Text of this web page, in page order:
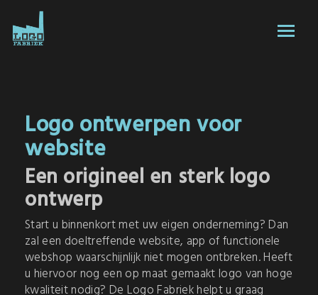
Logo ontwerpen voor
website
Een origineel en sterk logo
ontwerp
Start u binnenkort met uw eigen onderneming? Dan
zal een doeltreffende website, app of functionele
webshop waarschijnlijk niet mogen ontbreken. Heeft
u hiervoor nog een op maat gemaakt logo van hoge
kwaliteit nodig? De Logo Fabriek helpt u graag